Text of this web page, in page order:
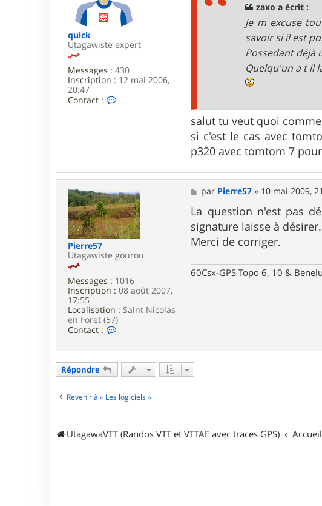
quick
Utagawiste expert
Messages : 430
Inscription : 12 mai 2006,
20:47
Contact :
r
u
i
c
k
zaxo a écrit :
Je m excuse
savoir si il est
Possedant déjà
Quelqu'un a t il
salut tu veut quoi
si c'est le cas avec
p320 avec tomtom 7
Pierre57
Utagawiste gourou
Messages : 1016
Inscription : 08 août 2007,
17:55
Localisation : Saint Nicolas
en Foret (57)
Contact :
c
e
e
M
e
s
s
a
g
e
par Pierre57 » 10 mai 2009,
La question n'est pas
signature laisse à désirer.
Merci de corriger.
60Csx-GPS Topo 6, 10 &
Répondre
Revenir à « Les logiciels »
UtagawaVTT (Randos VTT et VTTAE avec traces GPS)